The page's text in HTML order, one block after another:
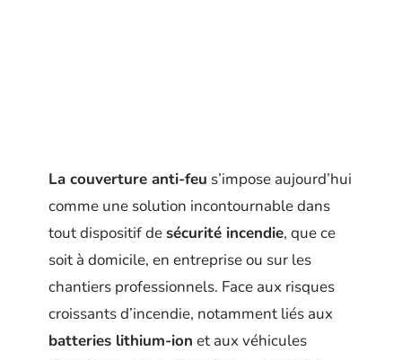
La couverture anti-feu s’impose aujourd’hui
comme une solution incontournable dans
tout dispositif desécurité incendie, que ce
soit à domicile, en entreprise ou sur les
chantiers professionnels. Face aux risques
croissants d’incendie, notamment liés aux
batteries lithium-ion et aux véhicules